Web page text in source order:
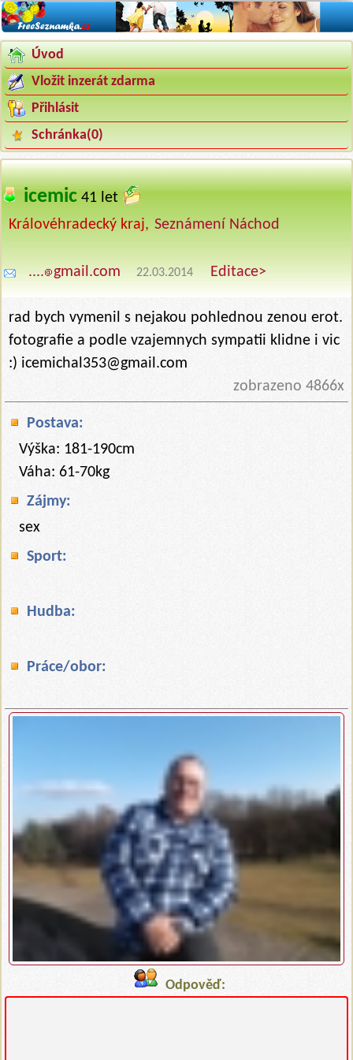
Úvod
Vložit inzerát zdarma
Přihlásit
Schránka(0)
icemic 41 let
Královéhradecký kraj, Seznámení Náchod
.... gmail.com 22.03.2014 Editace>
rad bych vymenil s nejakou pohlednou zenou erot.
fotografie a podle vzajemnych sympatii klidne i vic
:) icemichal353@gmail.com
zobrazeno 4866x
Postava:
Výška: 181-190cm
Váha: 61-70kg
Zájmy:
sex
Sport:
Hudba:
Práce/obor:
Odpověď: